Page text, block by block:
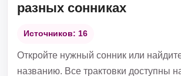
разных сонниках
Источников: 16
Откройте нужный сонник или
названию. Все трактовки доступны